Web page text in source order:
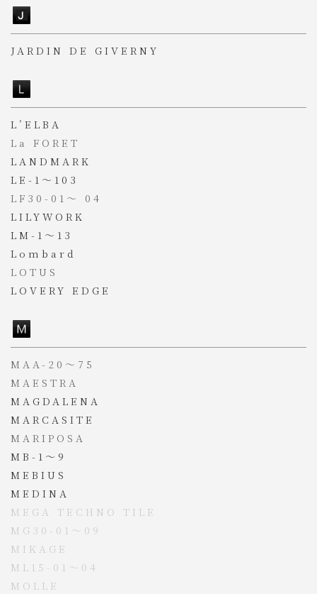
JARDIN DE GIVERNY
L’ELBA
La FORET
LANDMARK
LE-1～103
LF30-01 ～ 04
LILYWORK
LM-1～13
Lombard
LOTUS
LOVERY EDGE
MAA-20 ～ 75
MAESTRA
MAGDALENA
MARCASITE
MARIPOSA
MB-1～9
MEBIUS
MEDINA
MEGA TECHNO TILE
MG30-01～09
MIKAGE
ML15-01～04
MOLLE